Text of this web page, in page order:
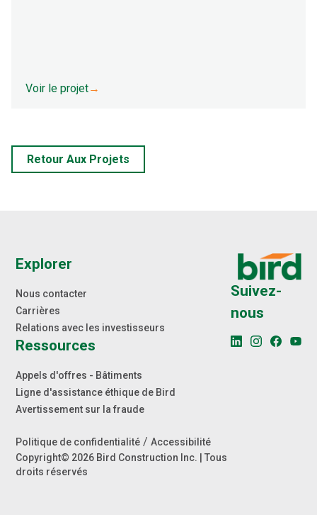
Voir le projet→
Retour Aux Projets
Explorer
Nous contacter
Carrières
Relations avec les investisseurs
Ressources
Appels d'offres - Bâtiments
Ligne d'assistance éthique de Bird
Avertissement sur la fraude
Politique de confidentialité /Accessibilité
Copyright© 2026 Bird Construction Inc. | Tous
droits réservés
Suivez-
nous